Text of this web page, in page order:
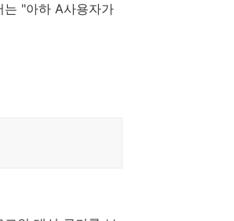
는 "아하 A사용자가